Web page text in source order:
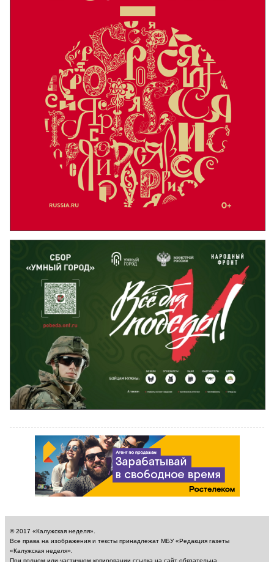
© 2017 «Калужская неделя».
Все права на изображения и тексты принадлежат МБУ «Редакция газеты
«Калужская неделя».
При полном или частичном копировании ссылка на сайт обязательна.